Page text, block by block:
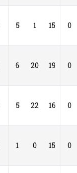
5 1 15 0
6 20 19 0
5 22 16 0
1 0 15 0